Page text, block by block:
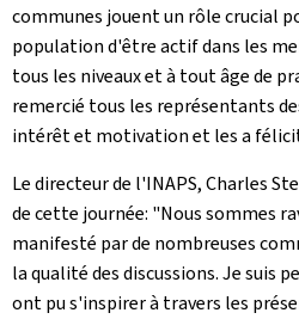
communes jouent un rôle crucial
population d'être actif dans les
tous les niveaux et à tout âge de
remercié tous les représentants
intérêt et motivation et les a
Le directeur de l'INAPS, Charles
de cette journée: "Nous sommes
manifesté par de nombreuses
la qualité des discussions. Je suis
ont pu s'inspirer à travers les